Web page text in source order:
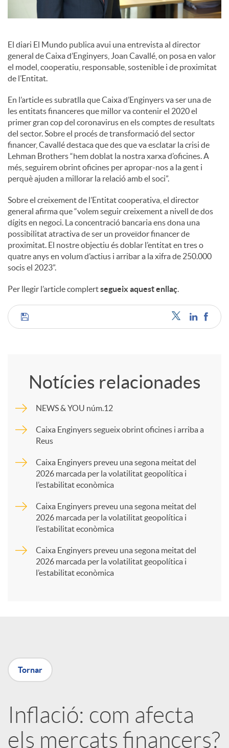
S
o
c
i
a
l
s
El diari El Mundo publica avui una entrevista al director
general de Caixa d’Enginyers, Joan Cavallé, on posa en valor
el model, cooperatiu, responsable, sostenible i de proximitat
de l’Entitat.
En l’article es subratlla que Caixa d’Enginyers va ser una de
les entitats financeres que millor va contenir el 2020 el
primer gran cop del coronavirus en els comptes de resultats
del sector. Sobre el procés de transformació del sector
financer, Cavallé destaca que des que va esclatar la crisi de
Lehman Brothers “hem doblat la nostra xarxa d’oficines. A
més, seguirem obrint oficines per apropar-nos a la gent i
perquè ajuden a millorar la relació amb el soci”.
Sobre el creixement de l’Entitat cooperativa, el director
general afirma que “volem seguir creixement a nivell de dos
dígits en negoci. La concentració bancaria ens dona una
possibilitat atractiva de ser un proveïdor financer de
proximitat. El nostre objectiu és doblar l’entitat en tres o
quatre anys en volum d’actius i arribar a la xifra de 250.000
socis el 2023”.
Per llegir l’article complertsegueix aquest enllaç.
C
m
p
a
X
r
Notícies relacionades
NEWS & YOU núm.12
Caixa Enginyers segueix obrint oficines i arriba a
Reus
Caixa Enginyers preveu una segona meitat del
2026 marcada per la volatilitat geopolítica i
l’estabilitat econòmica
Caixa Enginyers preveu una segona meitat del
2026 marcada per la volatilitat geopolítica i
l’estabilitat econòmica
Caixa Enginyers preveu una segona meitat del
2026 marcada per la volatilitat geopolítica i
l’estabilitat econòmica
Tornar
Inflació: com afecta
els mercats financers?